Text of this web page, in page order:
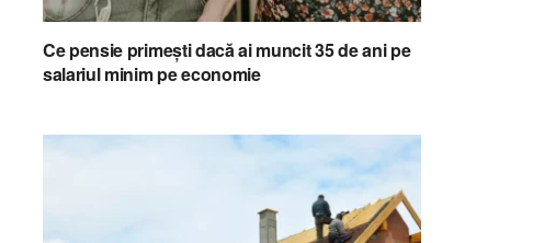
Ce pensie primești dacă ai muncit 35 de ani pe
salariul minim pe economie